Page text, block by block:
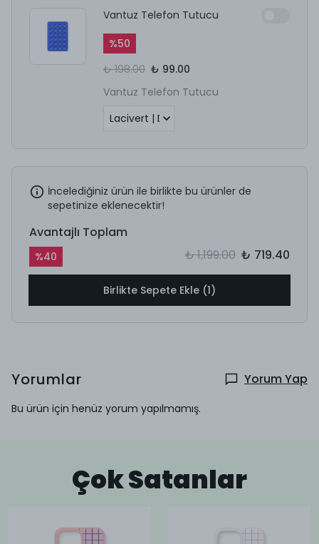
Vantuz Telefon Tutucu
%50
₺ 198.00 ₺ 99.00
Vantuz Telefon Tutucu
İncelediğiniz ürün ile birlikte bu ürünler de
sepetinize eklenecektir!
Avantajlı Toplam
%40 ₺ 1,199.00 ₺ 719.40
Birlikte Sepete Ekle (1)
Yorumlar Yorum Yap
Bu ürün için henüz yorum yapılmamış.
Çok Satanlar